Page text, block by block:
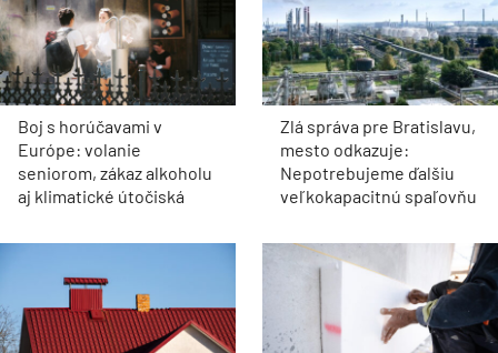
Boj s horúčavami v
Európe: volanie
seniorom, zákaz alkoholu
aj klimatické útočiská
Zlá správa pre Bratislavu,
mesto odkazuje:
Nepotrebujeme ďalšiu
veľkokapacitnú spaľovňu